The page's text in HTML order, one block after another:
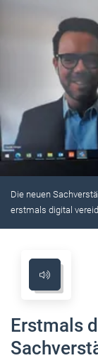
Die neuen
erstmals digital
Erstmals